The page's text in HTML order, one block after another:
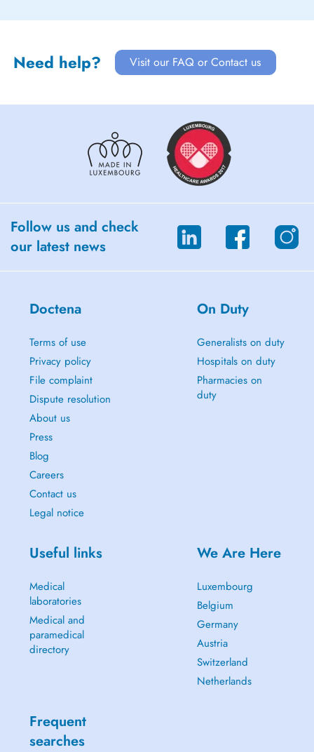
Need help? Visit our FAQ or Contact us
Follow us and check
our latest news
Doctena
Terms of use
Privacy policy
File complaint
Dispute resolution
About us
Press
Blog
Careers
Contact us
Legal notice
On Duty
Generalists on duty
Hospitals on duty
Pharmacies on
duty
Useful links
Medical
laboratories
Medical and
paramedical
directory
We Are Here
Luxembourg
Belgium
Germany
Austria
Switzerland
Netherlands
Frequent
searches